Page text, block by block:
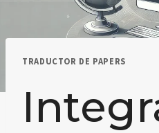
TRADUCTOR DE PAPERS